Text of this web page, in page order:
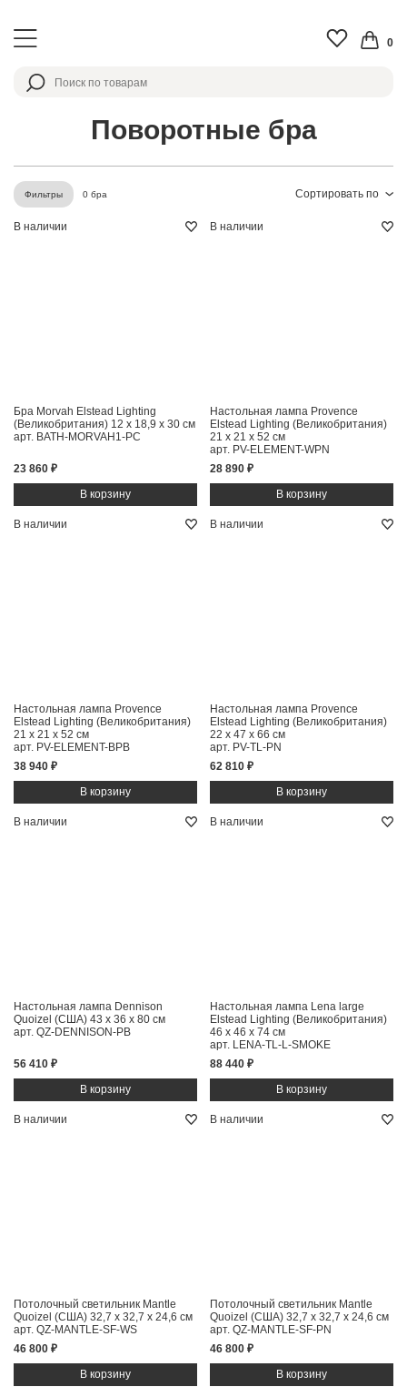
0
Поворотные бра
Сортировать по
Фильтры 0 бра
В наличии
Бра Morvah Elstead Lighting
(Великобритания) 12 x 18,9 x 30 см
арт. BATH-MORVAH1-PC
23 860 ₽
В наличии
Настольная лампа Provence
Elstead Lighting (Великобритания)
21 x 21 x 52 см
арт. PV-ELEMENT-WPN
28 890 ₽
В наличии
Настольная лампа Provence
Elstead Lighting (Великобритания)
21 x 21 x 52 см
арт. PV-ELEMENT-BPB
38 940 ₽
В наличии
Настольная лампа Provence
Elstead Lighting (Великобритания)
22 x 47 x 66 см
арт. PV-TL-PN
62 810 ₽
В наличии
Настольная лампа Dennison
Quoizel (США) 43 x 36 x 80 см
арт. QZ-DENNISON-PB
56 410 ₽
В наличии
Настольная лампа Lena large
Elstead Lighting (Великобритания)
46 x 46 x 74 см
арт. LENA-TL-L-SMOKE
88 440 ₽
В наличии
Потолочный светильник Mantle
Quoizel (США) 32,7 x 32,7 x 24,6 см
арт. QZ-MANTLE-SF-WS
46 800 ₽
В наличии
Потолочный светильник Mantle
Quoizel (США) 32,7 x 32,7 x 24,6 см
арт. QZ-MANTLE-SF-PN
46 800 ₽